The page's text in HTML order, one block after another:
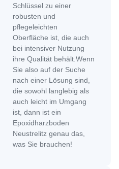
Schlüssel zu einer
robusten und
pflegeleichten
Oberfläche ist, die auch
bei intensiver Nutzung
ihre Qualität behält.Wenn
Sie also auf der Suche
nach einer Lösung sind,
die sowohl langlebig als
auch leicht im Umgang
ist, dann ist ein
Epoxidharzboden
Neustrelitz genau das,
was Sie brauchen!